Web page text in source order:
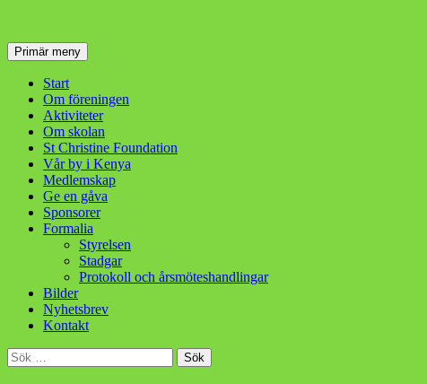
SökPrimär meny Hoppa
till
Start
Om föreningen
Aktiviteter
Om skolan
St Christine Foundation
Vår by i Kenya
Medlemskap
Ge en gåva
Sponsorer
Formalia
Styrelsen
Stadgar
Protokoll och årsmöteshandlingar
Bilder
Nyhetsbrev
Kontakt
Sök
efter: